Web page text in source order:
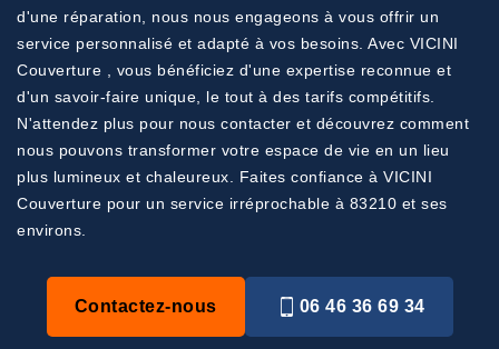
d'une réparation, nous nous engageons à vous offrir un
service personnalisé et adapté à vos besoins. Avec VICINI
Couverture , vous bénéficiez d'une expertise reconnue et
d'un savoir-faire unique, le tout à des tarifs compétitifs.
N'attendez plus pour nous contacter et découvrez comment
nous pouvons transformer votre espace de vie en un lieu
plus lumineux et chaleureux. Faites confiance à VICINI
Couverture pour un service irréprochable à 83210 et ses
environs.
Contactez-nous 06 46 36 69 34